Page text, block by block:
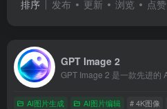
排序 发布 更新 浏览 点赞
GPT Image 2
AI图片生成 AI图片编辑 # 4K图像